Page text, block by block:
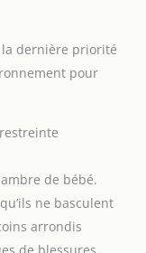
dernière priorité
pour
de bébé.
ne basculent
arrondis